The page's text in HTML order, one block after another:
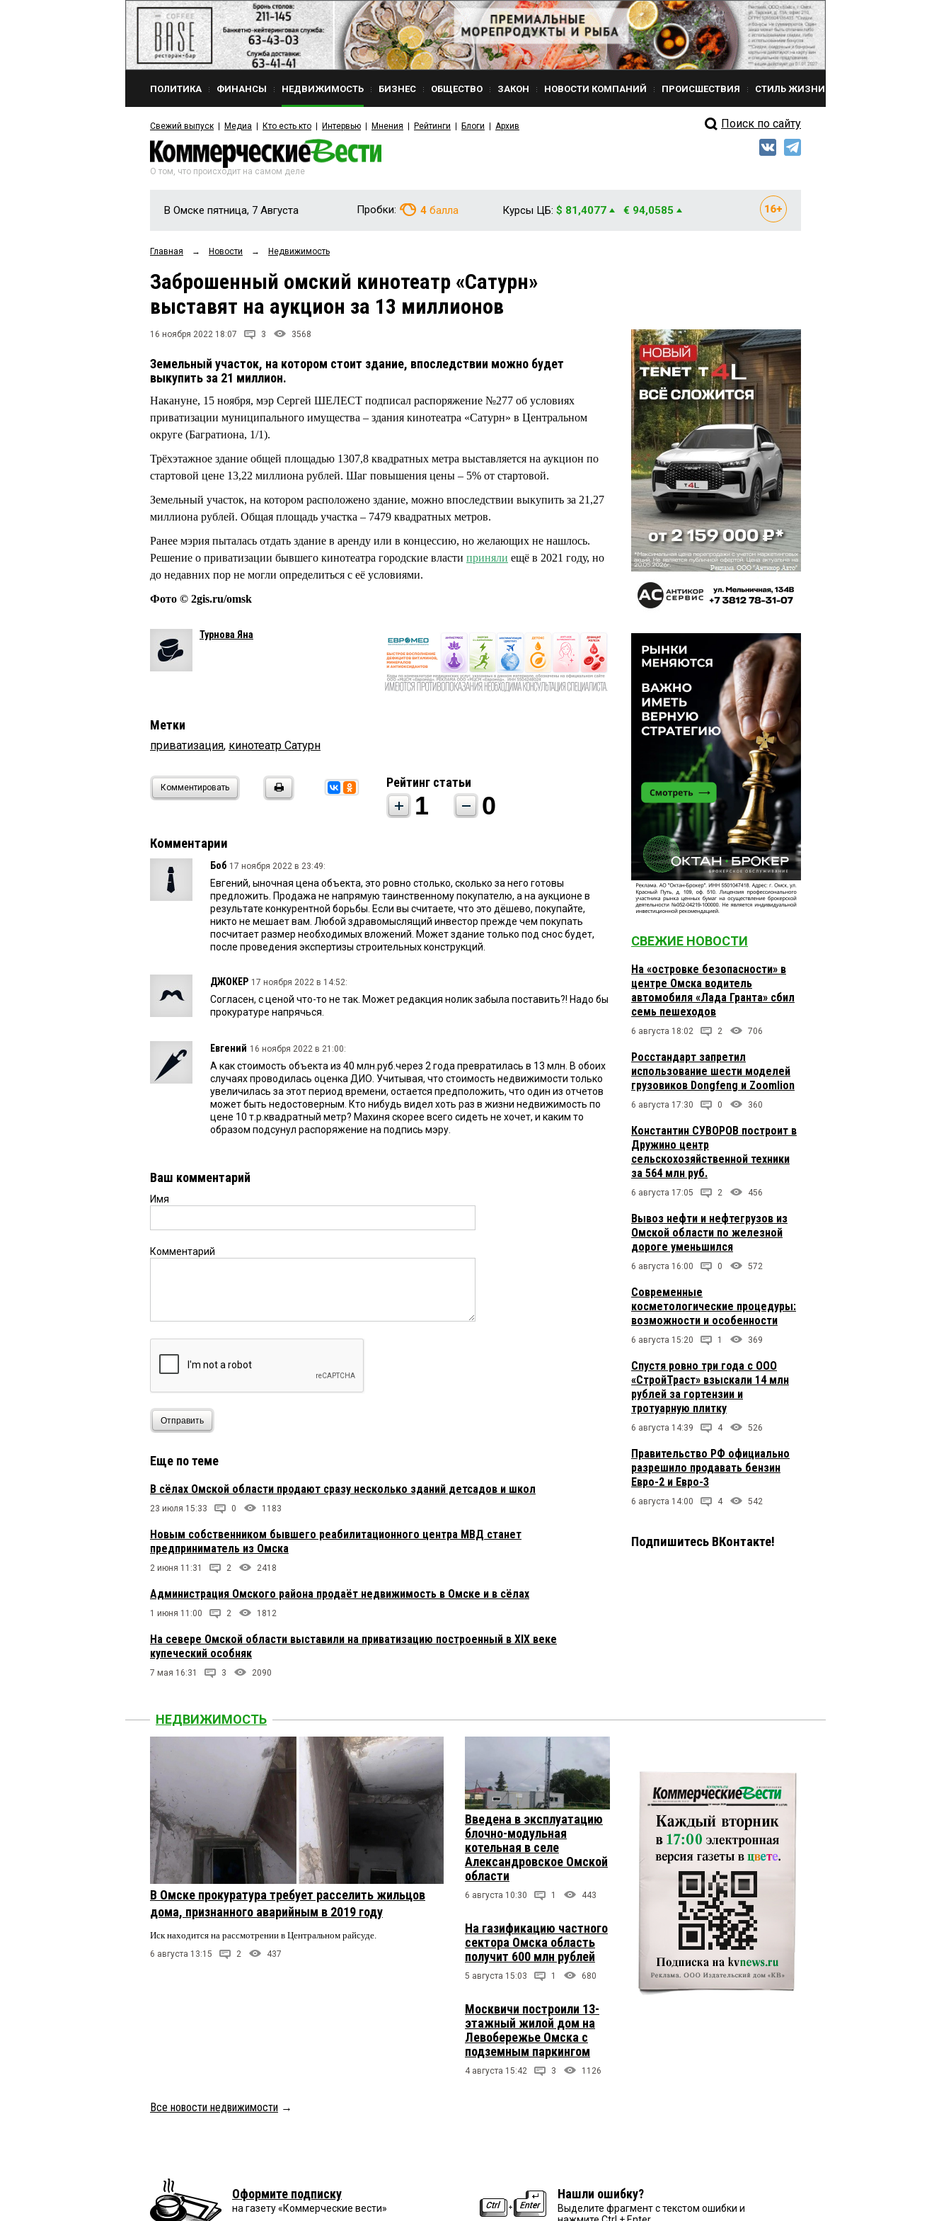
ПОЛИТИКА ФИНАНСЫ НЕДВИЖИМОСТЬ БИЗНЕС ОБЩЕСТВО ЗАКОН НОВОСТИ КОМПАНИЙ ПРОИСШЕСТВИЯ СТИЛЬ ЖИЗНИ
Свежий выпуск Медиа Кто есть кто Интервью Мнения Рейтинги Блоги Архив Поиск по сайту
О том, что происходит на самом деле
В Омске пятница, 7 Августа Пробки: 4 балла Курсы ЦБ: $ 81,4077 € 94,0585
Главная → Новости → Недвижимость
Заброшенный омский кинотеатр «Сатурн»
выставят на аукцион за 13 миллионов
16 ноября 2022 18:07 3 3568
Земельный участок, на котором стоит здание, впоследствии можно будет
выкупить за 21 миллион.
Накануне, 15 ноября, мэр Сергей ШЕЛЕСТ подписал распоряжение №277 об условиях
приватизации муниципального имущества – здания кинотеатра «Сатурн» в Центральном
округе (Багратиона, 1/1).
Трёхэтажное здание общей площадью 1307,8 квадратных метра выставляется на аукцион по
стартовой цене 13,22 миллиона рублей. Шаг повышения цены – 5% от стартовой.
Земельный участок, на котором расположено здание, можно впоследствии выкупить за 21,27
миллиона рублей. Общая площадь участка – 7479 квадратных метров.
Ранее мэрия пыталась отдать здание в аренду или в концессию, но желающих не нашлось.
Решение о приватизации бывшего кинотеатра городские власти приняли ещё в 2021 году, но
до недавних пор не могли определиться с её условиями.
Фото © 2gis.ru/omsk
Турнова Яна
Метки
приватизация, кинотеатр Сатурн
Комментировать Рейтинг статьи
1 0
Комментарии
Боб 17 ноября 2022 в 23:49:
Евгений, ыночная цена объекта, это ровно столько, сколько за него готовы
предложить. Продажа не напрямую таинственному покупателю, а на аукционе в
результате конкурентной борьбы. Если вы считаете, что это дёшево, покупайте,
никто не мешает вам. Любой здравомыслящий инвестор прежде чем покупать
посчитает размер необходимых вложений. Может здание только под снос будет,
после проведения экспертизы строительных конструкций.
ДЖОКЕР 17 ноября 2022 в 14:52:
Согласен, с ценой что-то не так. Может редакция нолик забыла поставить?! Надо бы
прокуратуре напрячься.
Евгений 16 ноября 2022 в 21:00:
А как стоимость объекта из 40 млн.руб.через 2 года превратилась в 13 млн. В обоих
случаях проводилась оценка ДИО. Учитывая, что стоимость недвижимости только
увеличилась за этот период времени, остается предположить, что один из отчетов
может быть недостоверным. Кто нибудь видел хоть раз в жизни недвижимость по
цене 10 т.р.квадратный метр? Махиня скорее всего сидеть не хочет, и каким то
образом подсунул распоряжение на подпись мэру.
Ваш комментарий
Имя
Комментарий
Отправить
Еще по теме
В сёлах Омской области продают сразу несколько зданий детсадов и школ
23 июля 15:33 0 1183
Новым собственником бывшего реабилитационного центра МВД станет
предприниматель из Омска
2 июня 11:31 2 2418
Администрация Омского района продаёт недвижимость в Омске и в сёлах
1 июня 11:00 2 1812
На севере Омской области выставили на приватизацию построенный в XIX веке
купеческий особняк
7 мая 16:31 3 2090
СВЕЖИЕ НОВОСТИ
На «островке безопасности» в
центре Омска водитель
автомобиля «Лада Гранта» сбил
семь пешеходов
6 августа 18:02 2 706
Росстандарт запретил
использование шести моделей
грузовиков Dongfeng и Zoomlion
6 августа 17:30 0 360
Константин СУВОРОВ построит в
Дружино центр
сельскохозяйственной техники
за 564 млн руб.
6 августа 17:05 2 456
Вывоз нефти и нефтегрузов из
Омской области по железной
дороге уменьшился
6 августа 16:00 0 572
Современные
косметологические процедуры:
возможности и особенности
6 августа 15:20 1 369
Спустя ровно три года с ООО
«СтройТраст» взыскали 14 млн
рублей за гортензии и
тротуарную плитку
6 августа 14:39 4 526
Правительство РФ официально
разрешило продавать бензин
Евро-2 и Евро-3
6 августа 14:00 4 542
Подпишитесь ВКонтакте!
НЕДВИЖИМОСТЬ
В Омске прокуратура требует расселить жильцов
дома, признанного аварийным в 2019 году
Иск находится на рассмотрении в Центральном райсуде.
6 августа 13:15 2 437
Введена в эксплуатацию
блочно-модульная
котельная в селе
Александровское Омской
области
6 августа 10:30 1 443
На газификацию частного
сектора Омска область
получит 600 млн рублей
5 августа 15:03 1 680
Москвичи построили 13-
этажный жилой дом на
Левобережье Омска с
подземным паркингом
4 августа 15:42 3 1126
Все новости недвижимости →
Оформите подписку
на газету «Коммерческие вести»
Нашли ошибку?
Выделите фрагмент с текстом ошибки и